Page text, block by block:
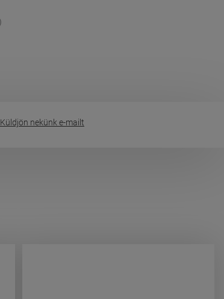
Küldjön nekünk e-mailt